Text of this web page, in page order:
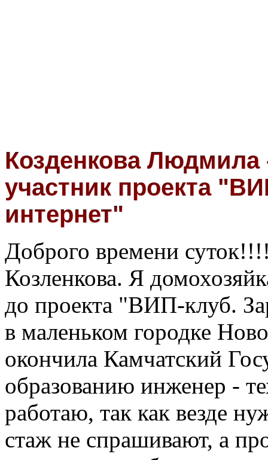
Козденкова
участник проекта
интернет"
Доброго времени
Козленкова. Я
до проекта "ВИП-клуб.
в маленьком городке
окончила Камчатский
образованию инженер -
работаю, так как везде
стаж не спрашивают, а